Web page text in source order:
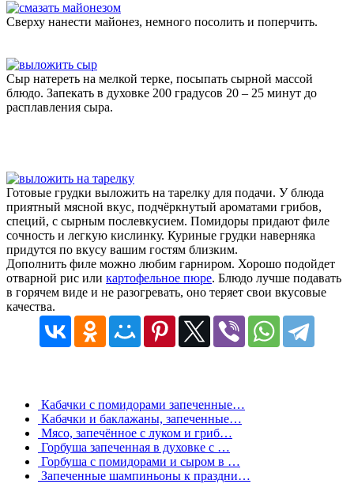
Сверху нанести майонез, немного посолить и поперчить.
Сыр натереть на мелкой терке, посыпать сырной массой
блюдо. Запекать в духовке 200 градусов 20 – 25 минут до
расплавления сыра.
Готовые грудки выложить на тарелку для подачи. У блюда
приятный мясной вкус, подчёркнутый ароматами грибов,
специй, с сырным послевкусием. Помидоры придают филе
сочность и легкую кислинку. Куриные грудки наверняка
придутся по вкусу вашим гостям близким.
Дополнить филе можно любим гарниром. Хорошо подойдет
отварной рис или картофельное пюре. Блюдо лучше подавать
в горячем виде и не разогревать, оно теряет свои вкусовые
качества.
Кабачки с помидорами запеченные…
Кабачки и баклажаны, запеченные…
Мясо, запечённое с луком и гриб…
Горбуша запеченная в духовке с …
Горбуша с помидорами и сыром в …
Запеченные шампиньоны к праздни…